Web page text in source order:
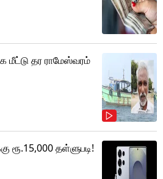
மீட்டு தர ராமேஸ்வரம்
ரூ.15,000 தள்ளுபடி!